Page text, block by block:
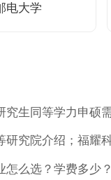
电大学
怎么选？学费多少？